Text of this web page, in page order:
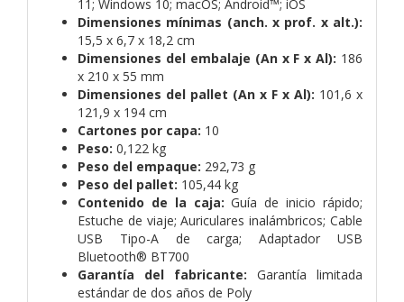
11; Windows 10; macOS; Android™; iOS
Dimensiones mínimas (anch. x prof. x alt.):
15,5 x 6,7 x 18,2 cm
Dimensiones del embalaje (An x F x Al): 186
x 210 x 55 mm
Dimensiones del pallet (An x F x Al): 101,6 x
121,9 x 194 cm
Cartones por capa: 10
Peso: 0,122 kg
Peso del empaque: 292,73 g
Peso del pallet: 105,44 kg
Contenido de la caja: Guía de inicio rápido;
Estuche de viaje; Auriculares inalámbricos; Cable
USB Tipo-A de carga; Adaptador USB
Bluetooth® BT700
Garantía del fabricante: Garantía limitada
estándar de dos años de Poly